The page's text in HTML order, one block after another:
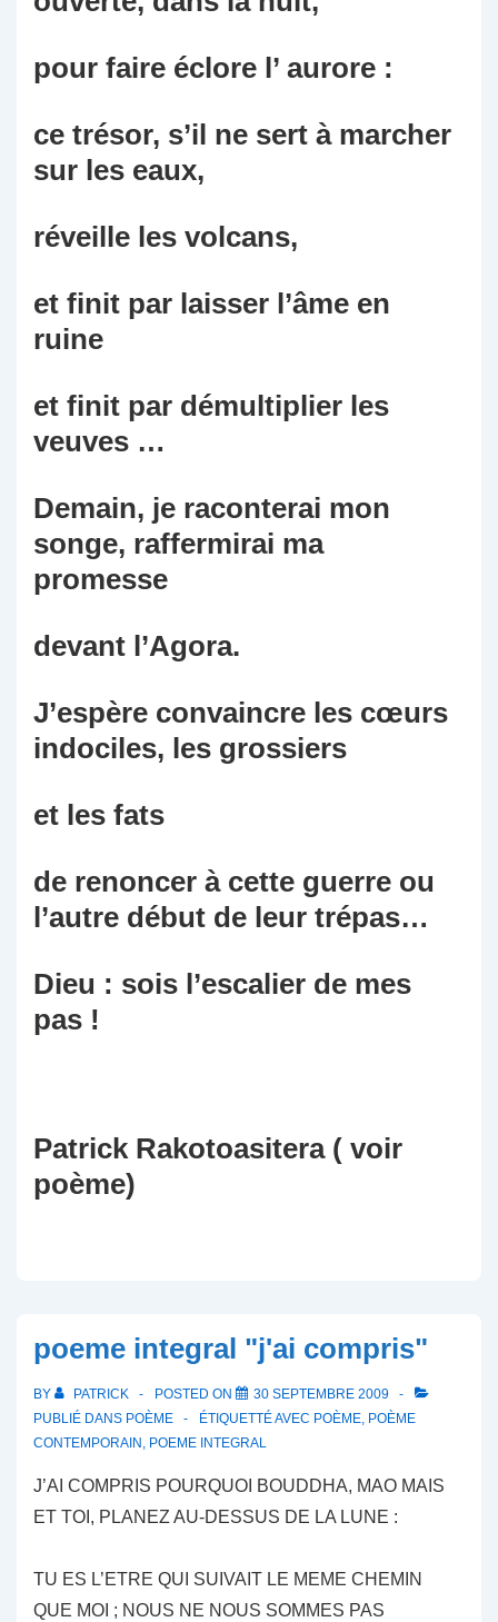
pour faire éclore l’ aurore :
ce trésor, s’il ne sert à marcher
sur les eaux,
réveille les volcans,
et finit par laisser l’âme en
ruine
et finit par démultiplier les
veuves …
Demain, je raconterai mon
songe, raffermirai ma
promesse
devant l’Agora.
J’espère convaincre les cœurs
indociles, les grossiers
et les fats
de renoncer à cette guerre ou
l’autre début de leur trépas…
Dieu : sois l’escalier de mes
pas !
Patrick Rakotoasitera ( voir
poème)
poeme integral "j'ai compris"
BY PATRICK POSTED ON
30 SEPTEMBRE 2009
PUBLIÉ DANS POÈME ÉTIQUETTÉ AVEC POÈME, POÈME
CONTEMPORAIN , POEME INTEGRAL
J’AI COMPRIS POURQUOI BOUDDHA, MAO MAIS
ET TOI, PLANEZ AU-DESSUS DE LA LUNE :
TU ES L’ETRE QUI SUIVAIT LE MEME CHEMIN
QUE MOI ; NOUS NE NOUS SOMMES PAS